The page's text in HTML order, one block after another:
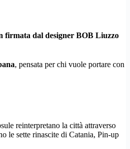
firmata dal designer BOB Liuzzo
, pensata per chi vuole portare con
reinterpretano la città attraverso
le sette rinascite di Catania, Pin-up